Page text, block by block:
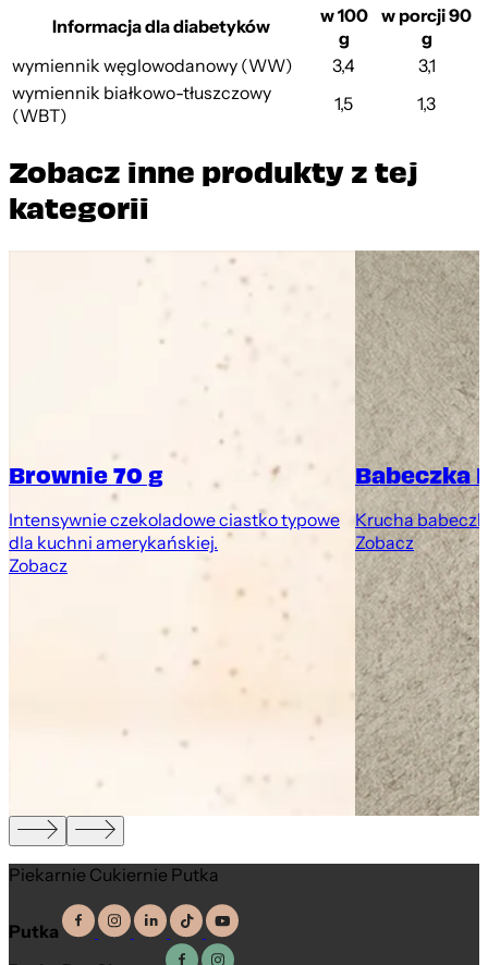
Informacja dla diabetyków
w 100
g
w porcji 90
g
wymiennik węglowodanowy (WW)
3,4
3,1
wymiennik białkowo-tłuszczowy
(WBT)
1,5 1,3
Zobacz inne produkty z tej
kategorii
Brownie 70 g
Intensywnie czekoladowe ciastko typowe
dla kuchni amerykańskiej.
Zobacz
Babeczka
Krucha
Zobacz
Piekarnie Cukiernie Putka
Putka